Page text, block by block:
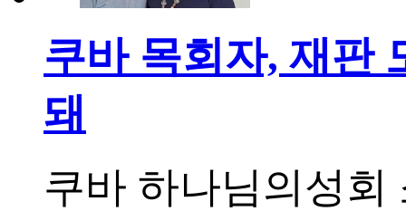
쿠바 목회자, 재판
돼
쿠바 하나님의성회